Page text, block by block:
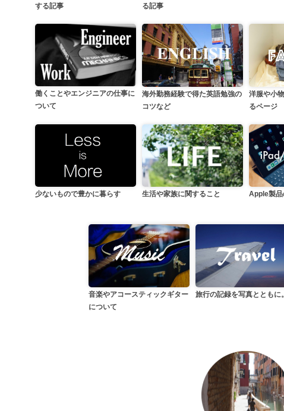
する記事
る記事
働くことやエンジニアの仕事に
ついて
海外勤務経験で得た英語勉強の
コツなど
洋服や小
るページ
少ないもので豊かに暮らす 生活や家族に関すること Apple製品
音楽やアコースティックギター
について
旅行の記録を写真とともに。